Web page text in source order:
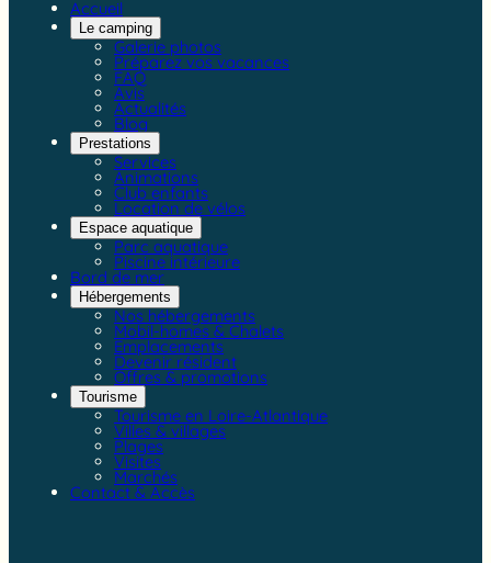
Accueil
Le camping
Galerie photos
Préparez vos vacances
FAQ
Avis
Actualités
Blog
Prestations
Services
Animations
Club enfants
Location de vélos
Espace aquatique
Parc aquatique
Piscine intérieure
Bord de mer
Hébergements
Nos hébergements
Mobil-homes & Chalets
Emplacements
Devenir résident
Offres & promotions
Tourisme
Tourisme en Loire-Atlantique
Villes & villages
Plages
Visites
Marchés
Contact & Accès